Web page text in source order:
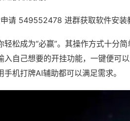
请 549552478 进群获取软件安装
轻松成为“必赢”。其操作方式十分
入自己想要的开挂功能，一键便可
机打牌AI辅助都可以满足需求。